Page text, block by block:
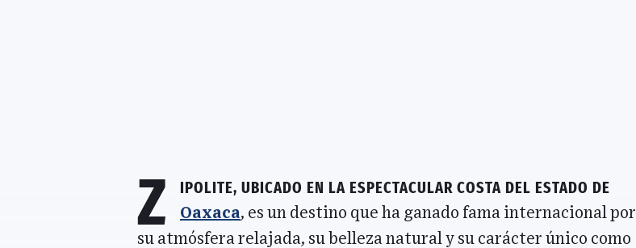
Z ipolite, ubicado en la espectacular costa del estado de
Oaxaca, es un destino que ha ganado fama internacional por
su atmósfera relajada, su belleza natural y su carácter único como